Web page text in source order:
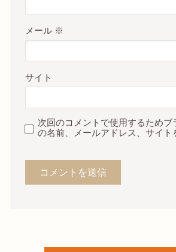
メール ※
サイト
次回のコメントで使用するためブ
の名前、メールアドレス、サイト